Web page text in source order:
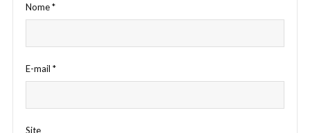
Nome*
E-mail *
Site